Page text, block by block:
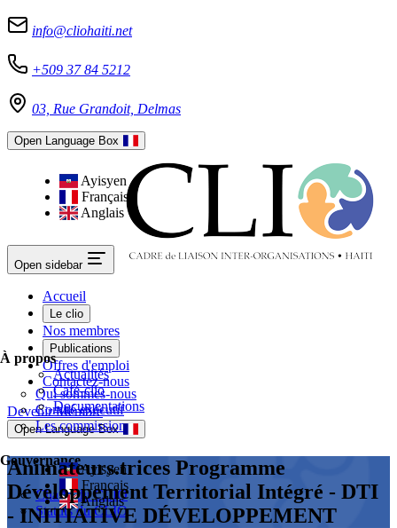
info@cliohaiti.net
+509 37 84 5212
03, Rue Grandoit, Delmas
Open Language Box
Ayisyen
Français
Anglais
Open sidebar
Accueil
Le clio
À propos
Qui sommes-nous
Comité exécutif
Les commissions
Gouvernance
Charte du CLIO
Statuts du CLIO
Nos membres
Publications
Actualités
Café-clio
Documentations
Offres d'emploi
Contactez-nous
Devenir Membre
Open Language Box
Ayisyen
Français
Anglais
Animateurs.trices Programme
Développement Territorial Intégré - DTI
- INITIATIVE DÉVELOPPEMENT